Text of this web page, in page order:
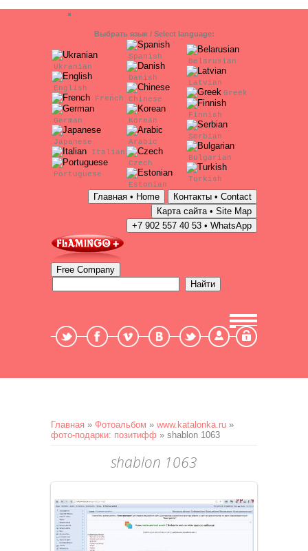
Выбрать язык / Select language:
Ukranian
English
French
German
Japanese
Italian
Portuguese
Spanish
Danish
Chinese
Korean
Arabic
Czech
Estonian
Belarusian
Latvian
Greek
Finnish
Serbian
Bulgarian
Turkish
Мой профиль
Главная » Фотоальбом » www.katalonka.ru »
фото-подарки: позитифф » shablon 1063
shablon 1063